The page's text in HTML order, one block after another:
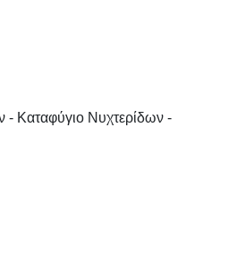
- Καταφύγιο Νυχτερίδων -